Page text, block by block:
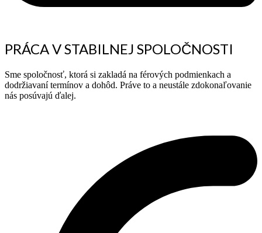
PRÁCA V STABILNEJ SPOLOČNOSTI
Sme spoločnosť, ktorá si zakladá na férových podmienkach a
dodržiavaní termínov a dohôd. Práve to a neustále zdokonaľovanie
nás posúvajú ďalej.